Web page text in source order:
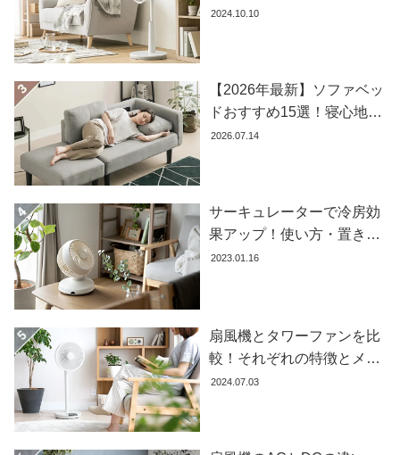
おすすめ商品を紹介します
2024.10.10
【2026年最新】ソファベッ
ドおすすめ15選！寝心地で
失敗しない選び方
2026.07.14
サーキュレーターで冷房効
果アップ！使い方・置き場
所・風向きを徹底解説
2023.01.16
扇風機とタワーファンを比
較！それぞれの特徴とメリ
ット・デメリットを解説し
2024.07.03